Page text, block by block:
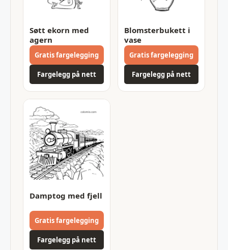
Søtt ekorn med
agern
Gratis fargelegging
Fargelegg på nett
Blomsterbukett i
vase
Gratis fargelegging
Fargelegg på nett
Damptog med fjell
Gratis fargelegging
Fargelegg på nett